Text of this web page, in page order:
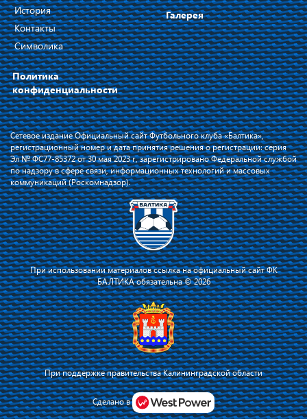
Я соглашаюсь с тем, что владелец сайта использует файлы cookie для
повышения удобства работы на сайте и сервис Яндекс.Метрика. Оставаясь
на сайте, я соглашаюсь сполитикой их применения.
История
Контакты
Символика
Политика
конфиденциальности
Галерея
Сетевое издание Официальный сайт Футбольного клуба «Балтика»,
регистрационный номер и дата принятия решения о регистрации: серия
Эл № ФС77-85372 от 30 мая 2023 г, зарегистрировано Федеральной службой
по надзору в сфере связи, информационных технологий и массовых
коммуникаций (Роскомнадзор).
При использовании материалов ссылка на официальный сайт ФК
БАЛТИКА обязательна © 2026
При поддержке правительства Калининградской области
Сделано в